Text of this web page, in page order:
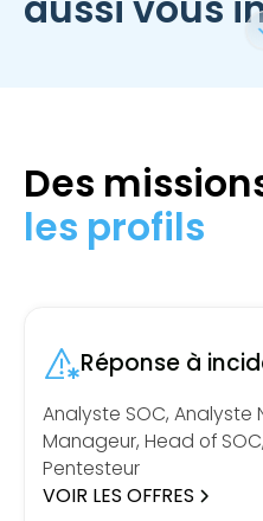
Des
les profils
Réponse à
Analyste SOC, Analyste
Manageur, Head of
Pentesteur
VOIR LES OFFRES